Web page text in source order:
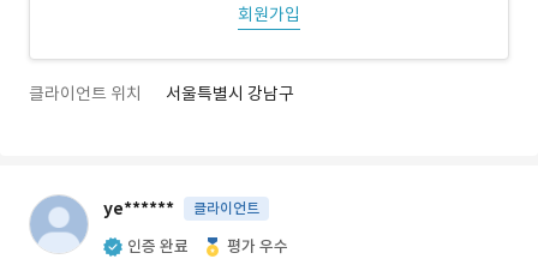
회원가입
클라이언트 위치 서울특별시 강남구
ye****** 클라이언트
인증 완료 평가 우수